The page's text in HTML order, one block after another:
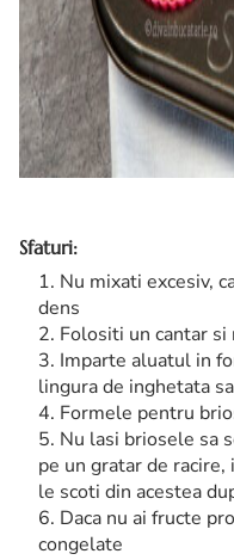
Sfaturi:
Nu mixati excesiv,
dens
Folositi un cantar
Imparte aluatul in
lingura de inghetata
Formele pentru
Nu lasi briosele sa
pe un gratar de
le scoti din acestea
Daca nu ai fructe
congelate